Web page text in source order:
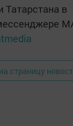
Татарстана в
страницу